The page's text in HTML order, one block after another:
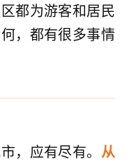
都为游客和居民
，都有很多事情
，应有尽有。 从